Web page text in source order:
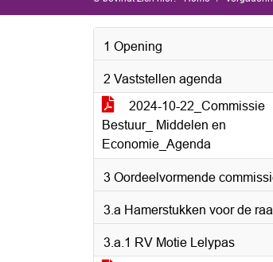
1 Opening
2 Vaststellen agenda
2024-10-22_Commissie
Bestuur_ Middelen en
Economie_Agenda
3 Oordeelvormende
3.a Hamerstukken voor de
3.a.1 RV Motie Lelypas